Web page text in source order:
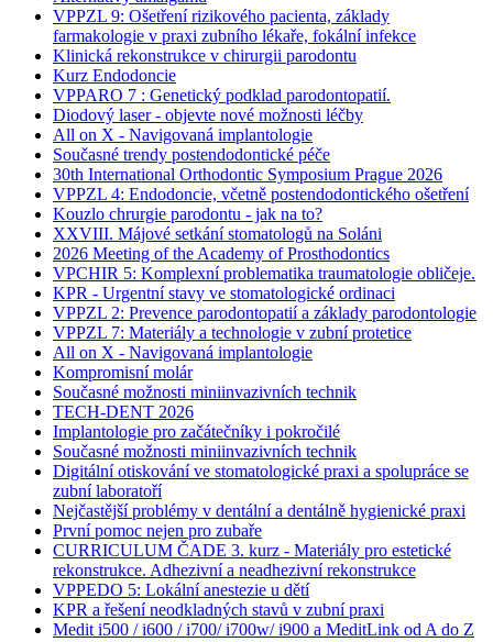
VPPZL 9: Ošetření rizikového pacienta, základy
farmakologie v praxi zubního lékaře, fokální infekce
Klinická rekonstrukce v chirurgii parodontu
Kurz Endodoncie
VPPARO 7 : Genetický podklad parodontopatií.
Diodový laser - objevte nové možnosti léčby
All on X - Navigovaná implantologie
Současné trendy postendodontické péče
30th International Orthodontic Symposium Prague 2026
VPPZL 4: Endodoncie, včetně postendodontického ošetření
Kouzlo chrurgie parodontu - jak na to?
XXVIII. Májové setkání stomatologů na Soláni
2026 Meeting of the Academy of Prosthodontics
VPCHIR 5: Komplexní problematika traumatologie obličeje.
KPR - Urgentní stavy ve stomatologické ordinaci
VPPZL 2: Prevence parodontopatií a základy parodontologie
VPPZL 7: Materiály a technologie v zubní protetice
All on X - Navigovaná implantologie
Kompromisní molár
Současné možnosti miniinvazivních technik
TECH-DENT 2026
Implantologie pro začátečníky i pokročilé
Současné možnosti miniinvazivních technik
Digitální otiskování ve stomatologické praxi a spolupráce se
zubní laboratoří
Nejčastější problémy v dentální a dentálně hygienické praxi
První pomoc nejen pro zubaře
CURRICULUM ČADE 3. kurz - Materiály pro estetické
rekonstrukce. Adhezivní a neadhezivní rekonstrukce
VPPEDO 5: Lokální anestezie u dětí
KPR a řešení neodkladných stavů v zubní praxi
Medit i500 / i600 / i700/ i700w/ i900 a MeditLink od A do Z